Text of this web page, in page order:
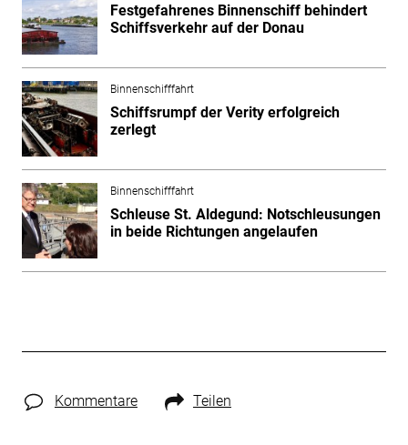
Festgefahrenes Binnenschiff behindert
Schiffsverkehr auf der Donau
Binnenschifffahrt
Schiffsrumpf der Verity erfolgreich
zerlegt
Binnenschifffahrt
Schleuse St. Aldegund: Notschleusungen
in beide Richtungen angelaufen
Kommentare Teilen